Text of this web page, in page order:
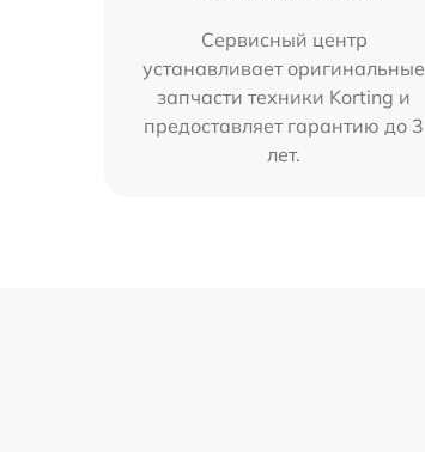
Сервисный центр
устанавливает оригинальные
запчасти техники Korting и
предоставляет гарантию до 3
лет.